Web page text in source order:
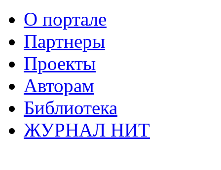
О портале
Партнеры
Проекты
Авторам
Библиотека
ЖУРНАЛ НИТ